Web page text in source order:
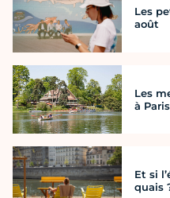
Les
août
Les
à Paris
Et si
quais